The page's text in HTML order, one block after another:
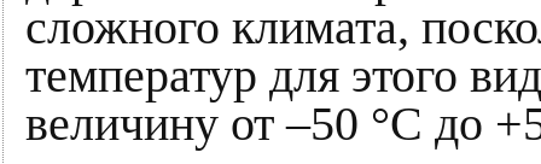
сложного климата,
температур для этого
величину от –50 °С до